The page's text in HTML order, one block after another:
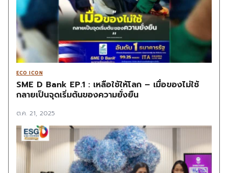
ECO ICON
SME D Bank EP.1 : เหลือใช้ให้โลก – เมื่อของไม่ใช้
กลายเป็นจุดเริ่มต้นของความยั่งยืน
ต.ค. 21, 2025